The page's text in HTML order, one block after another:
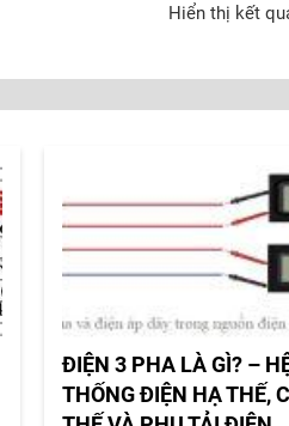
Hiển thị kết
ĐIỆN 3 PHA LÀ GÌ? –
THỐNG ĐIỆN HẠ THẾ,